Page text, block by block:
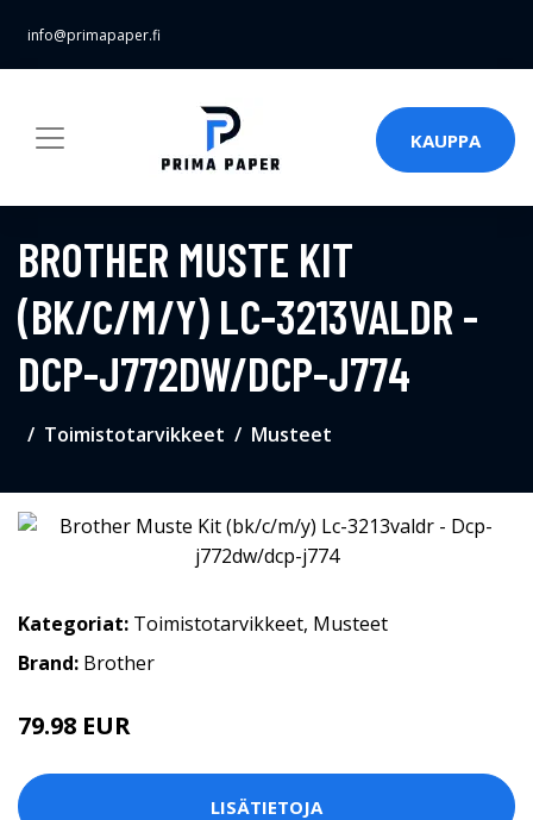
info@primapaper.fi
KAUPPA
BROTHER MUSTE KIT
(BK/C/M/Y) LC-3213VALDR -
DCP-J772DW/DCP-J774
Toimistotarvikkeet Musteet
Kategoriat: Toimistotarvikkeet, Musteet
Brand: Brother
79.98 EUR
LISÄTIETOJA